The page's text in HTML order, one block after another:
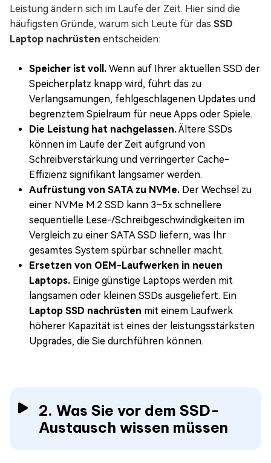
Leistung ändern sich im Laufe der Zeit. Hier sind die
häufigsten Gründe, warum sich Leute für das SSD
Laptop nachrüsten entscheiden:
Speicher ist voll. Wenn auf Ihrer aktuellen SSD der
Speicherplatz knapp wird, führt das zu
Verlangsamungen, fehlgeschlagenen Updates und
begrenztem Spielraum für neue Apps oder Spiele.
Die Leistung hat nachgelassen.Ältere SSDs
können im Laufe der Zeit aufgrund von
Schreibverstärkung und verringerter Cache-
Effizienz signifikant langsamer werden.
Aufrüstung von SATA zu NVMe. Der Wechsel zu
einer NVMe M.2 SSD kann 3–5x schnellere
sequentielle Lese-/Schreibgeschwindigkeiten im
Vergleich zu einer SATA SSD liefern, was Ihr
gesamtes System spürbar schneller macht.
Ersetzen von OEM-Laufwerken in neuen
Laptops. Einige günstige Laptops werden mit
langsamen oder kleinen SSDs ausgeliefert. Ein
Laptop SSD nachrüsten mit einem Laufwerk
höherer Kapazität ist eines der leistungsstärksten
Upgrades, die Sie durchführen können.
2. Was Sie vor dem SSD-
Austausch wissen müssen